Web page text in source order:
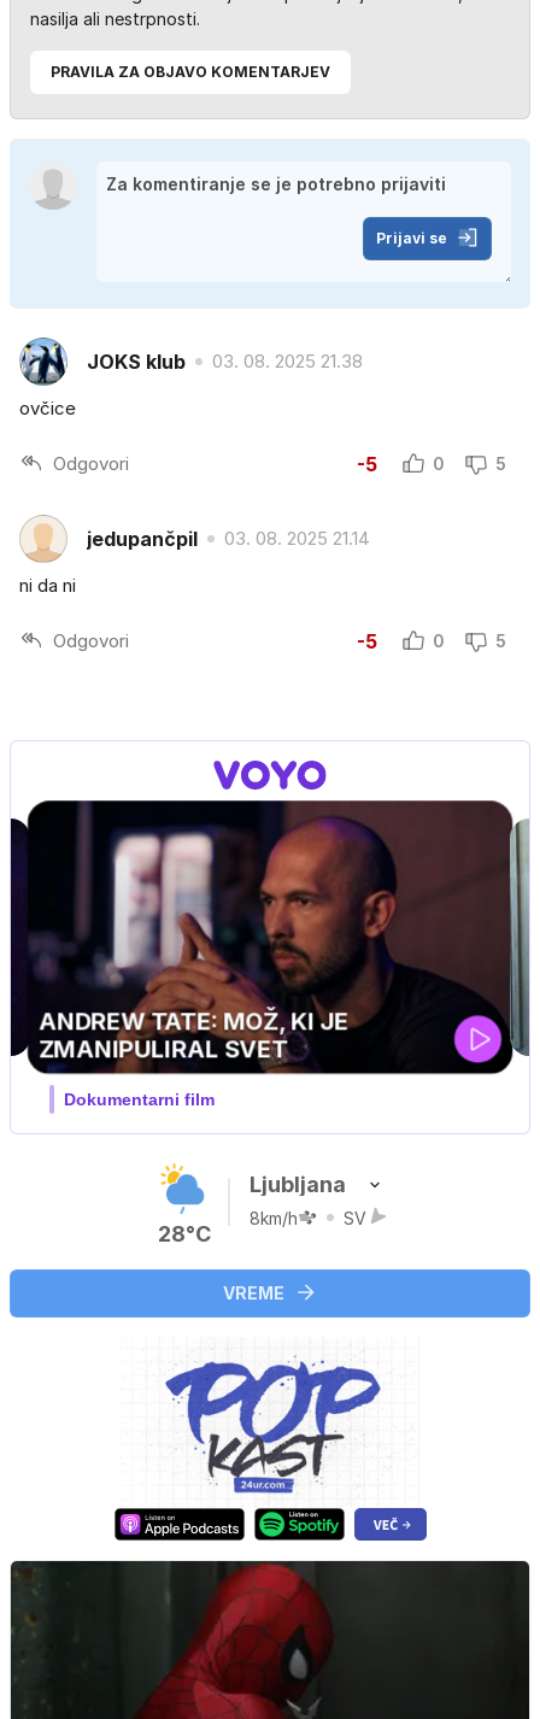
nasilja ali nestrpnosti.
PRAVILA ZA OBJAVO KOMENTARJEV
Prijavi se
JOKS klub 03. 08. 2025 21.38
ovčice
Odgovori -5 0 5
jedupančpil 03. 08. 2025 21.14
ni da ni
Odgovori -5 0 5
28°C
Ljubljana
8km/h SV
VREME